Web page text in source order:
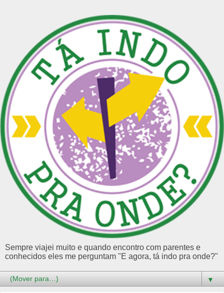
Sempre viajei muito e quando encontro com parentes e
conhecidos eles me perguntam "E agora, tá indo pra onde?"
▼